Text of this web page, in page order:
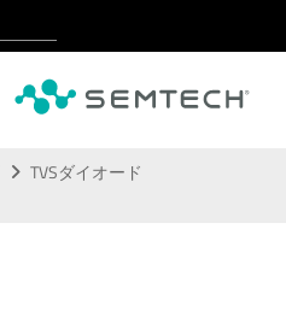
TVSダイオード